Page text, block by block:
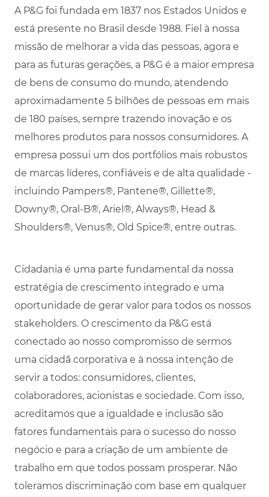
A P&G foi fundada em 1837 nos Estados Unidos e
está presente no Brasil desde 1988. Fiel à nossa
missão de melhorar a vida das pessoas, agora e
para as futuras gerações, a P&G é a maior empresa
de bens de consumo do mundo, atendendo
aproximadamente 5 bilhões de pessoas em mais
de 180 países, sempre trazendo inovação e os
melhores produtos para nossos consumidores. A
empresa possui um dos portfólios mais robustos
de marcas líderes, confiáveis e de alta qualidade -
incluindo Pampers®, Pantene®, Gillette®,
Downy®, Oral-B®, Ariel®, Always®, Head &
Shoulders®, Venus®, Old Spice®, entre outras.
Cidadania é uma parte fundamental da nossa
estratégia de crescimento integrado e uma
oportunidade de gerar valor para todos os nossos
stakeholders. O crescimento da P&G está
conectado ao nosso compromisso de sermos
uma cidadã corporativa e à nossa intenção de
servir a todos: consumidores, clientes,
colaboradores, acionistas e sociedade. Com isso,
acreditamos que a igualdade e inclusão são
fatores fundamentais para o sucesso do nosso
negócio e para a criação de um ambiente de
trabalho em que todos possam prosperar. Não
toleramos discriminação com base em qualquer